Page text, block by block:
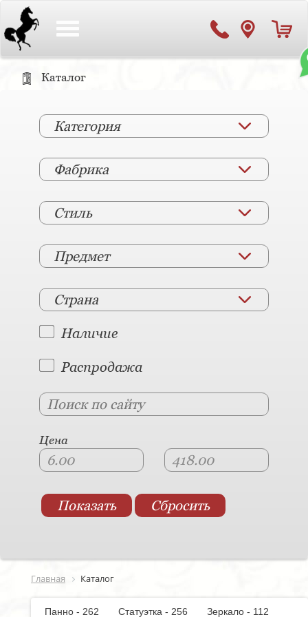
Каталог
Категория
Фабрика
Стиль
Предмет
Страна
Наличие
Распродажа
Цена
Главная Каталог
Панно - 262 Статуэтка - 256
Зеркало - 112